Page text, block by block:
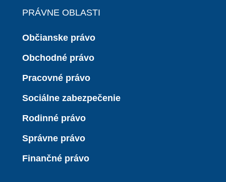
PRÁVNE OBLASTI
Občianske právo
Obchodné právo
Pracovné právo
Sociálne zabezpečenie
Rodinné právo
Správne právo
Finančné právo